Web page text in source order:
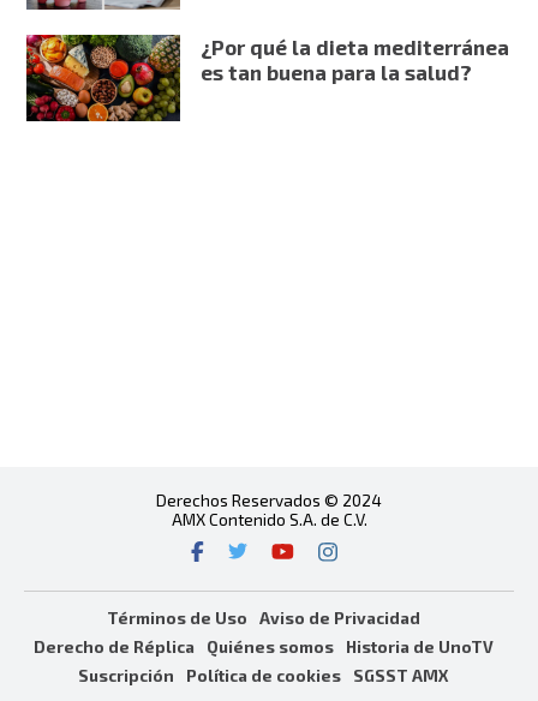
¿Por qué la dieta mediterránea
es tan buena para la salud?
Derechos Reservados © 2024
AMX Contenido S.A. de C.V.
Términos de Uso
Aviso de Privacidad
Derecho de Réplica
Quiénes somos
Historia de UnoTV
Suscripción
Política de cookies SGSST AMX